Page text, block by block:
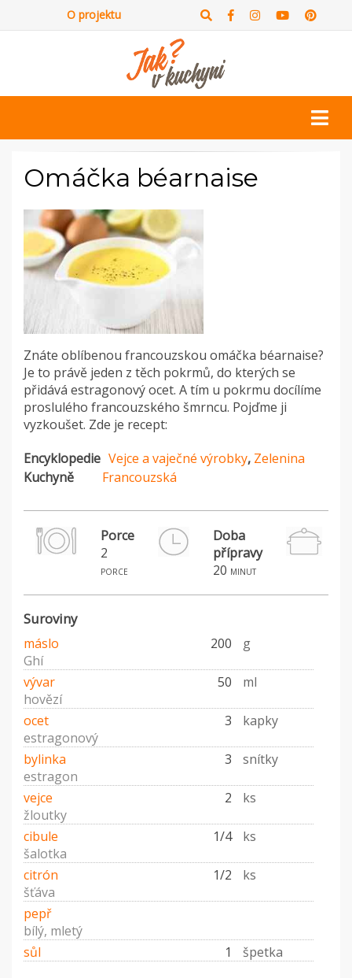
O projektu
Omáčka béarnaise
Znáte oblíbenou francouzskou omáčka béarnaise?
Je to právě jeden z těch pokrmů, do kterých se
přidává estragonový ocet. A tím u pokrmu docílíme
proslulého francouzského šmrncu. Pojďme ji
vyzkoušet. Zde je recept:
Encyklopedie Vejce a vaječné výrobky, Zelenina
Kuchyně
Francouzská
Porce
2
porce
Doba
přípravy
20 minut
Suroviny
máslo 200
g
Ghí
vývar
50
ml
hovězí
ocet
3
kapky
estragonový
bylinka
3
snítky
estragon
vejce
2
ks
žloutky
cibule
1/4
ks
šalotka
citrón
1/2
ks
šťáva
pepř
bílý, mletý
sůl
1 špetka